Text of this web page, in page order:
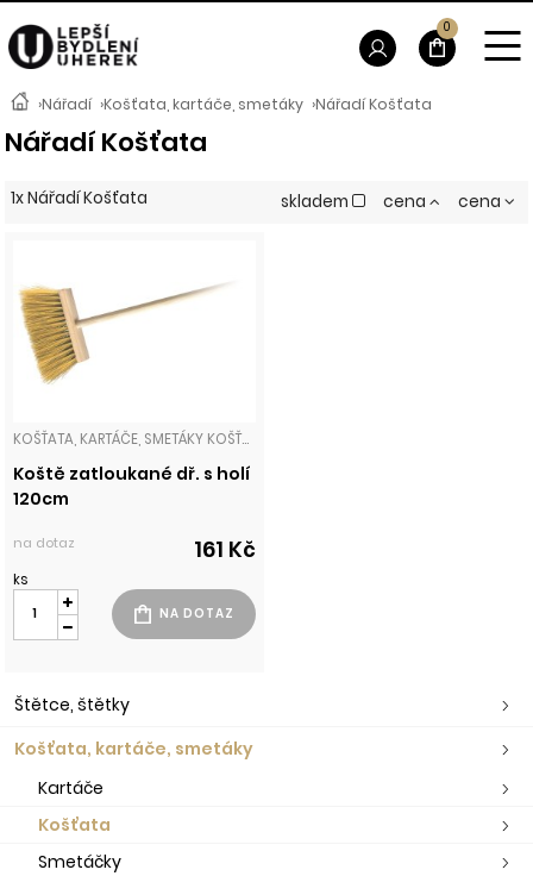
›Nářadí ›Košťata, kartáče, smetáky ›Nářadí Košťata
Nářadí Košťata
skladem cena cena
1x Nářadí Košťata
KOŠŤATA, KARTÁČE, SMETÁKY KOŠŤATA
Koště zatloukané dř. s holí
120cm
na dotaz 161 Kč
ks
Štětce, štětky
Košťata, kartáče, smetáky
Kartáče
Košťata
Smetáčky
0